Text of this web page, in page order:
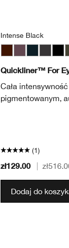
Intense Black
Quickliner™ For
Cała
pigmentowanym,
(1)
zł129.00
Dodaj do